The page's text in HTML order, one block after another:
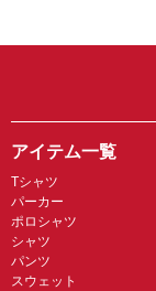
アイテム一覧
Tシャツ
パーカー
ポロシャツ
シャツ
パンツ
スウェット